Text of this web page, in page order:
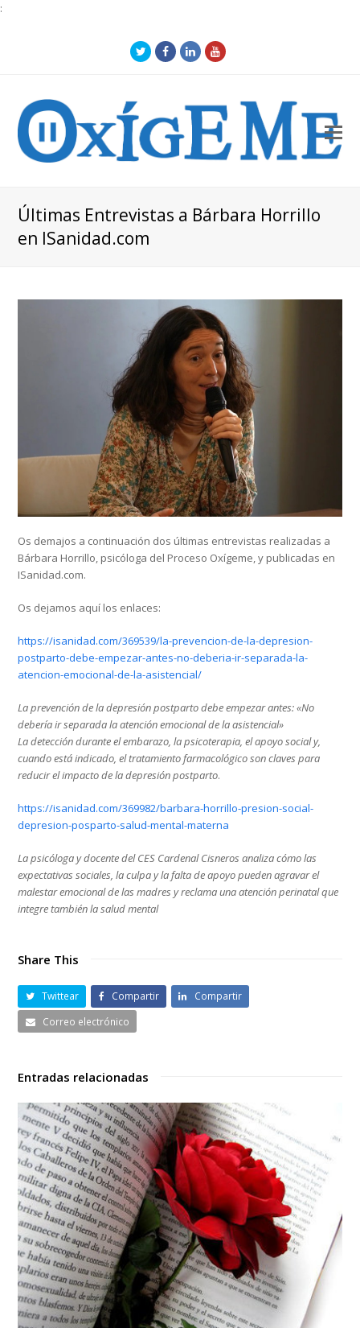
:
TwitterFacebook
LinkedInYoutube
Últimas Entrevistas a Bárbara Horrillo
en ISanidad.com
Os demajos a continuación dos últimas entrevistas realizadas a
Bárbara Horrillo, psicóloga del Proceso Oxígeme, y publicadas en
ISanidad.com.
Os dejamos aquí los enlaces:
https://isanidad.com/369539/la-prevencion-de-la-depresion-
postparto-debe-empezar-antes-no-deberia-ir-separada-la-
atencion-emocional-de-la-asistencial/
La prevención de la depresión postparto debe empezar antes: «No
debería ir separada la atención emocional de la asistencial»
La detección durante el embarazo, la psicoterapia, el apoyo social y,
cuando está indicado, el tratamiento farmacológico son claves para
reducir el impacto de la depresión postparto.
https://isanidad.com/369982/barbara-horrillo-presion-social-
depresion-posparto-salud-mental-materna
La psicóloga y docente del CES Cardenal Cisneros analiza cómo las
expectativas sociales, la culpa y la falta de apoyo pueden agravar el
malestar emocional de las madres y reclama una atención perinatal que
integre también la salud mental
Share This
Twittear Compartir
Compartir
Correo electrónico
Entradas relacionadas